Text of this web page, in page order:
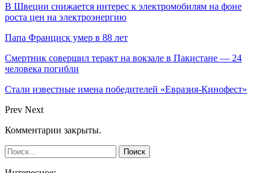
В Швеции снижается интерес к электромобилям на фоне
роста цен на электроэнергию
Папа Франциск умер в 88 лет
Смертник совершил теракт на вокзале в Пакистане — 24
человека погибли
Стали известные имена победителей «Евразия-Кинофест»
Prev Next
Комментарии закрыты.